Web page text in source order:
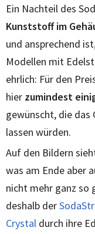
Ein Nachteil des
Kunststoff im
und ansprechend
Modellen mit
ehrlich: Für den
hier zumindest
gewünscht, die
lassen würden.
Auf den Bildern
was am Ende aber
nicht mehr ganz so
deshalb der
Crystal durch ihre